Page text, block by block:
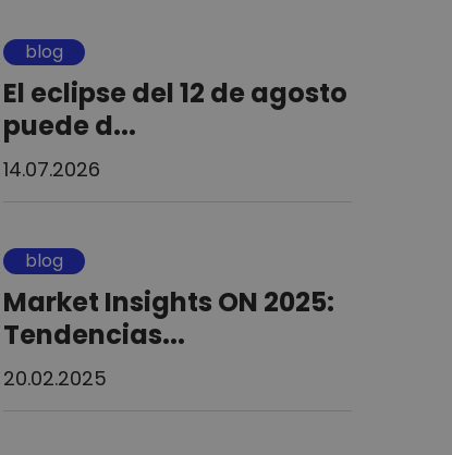
blog
El eclipse del 12 de agosto
puede d...
14.07.2026
blog
Market Insights ON 2025:
Tendencias...
20.02.2025